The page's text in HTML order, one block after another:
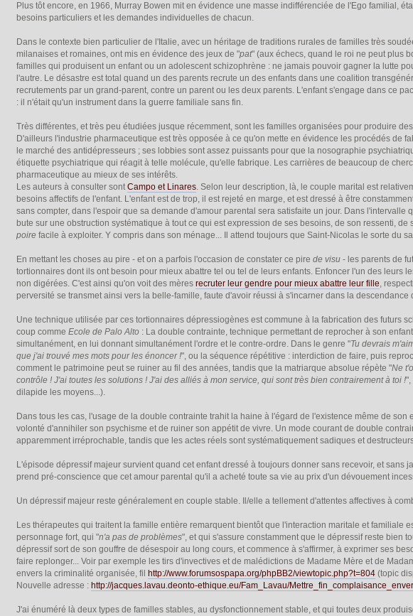
Plus tôt encore, en 1966, Murray Bowen mit en évidence une masse indifférenciée de l'Ego familial,
besoins particuliers et les demandes individuelles de chacun.
Dans le contexte bien particulier de l'Italie, avec un héritage de traditions rurales de familles très
milanaises et romaines, ont mis en évidence des jeux de "pat" (aux échecs, quand le roi ne peut plus
familles qui produisent un enfant ou un adolescent schizophrène : ne jamais pouvoir gagner la lutte
l'autre. Le désastre est total quand un des parents recrute un des enfants dans une coalition
recrutements par un grand-parent, contre un parent ou les deux parents. L'enfant s'engage dans ce
: il n'était qu'un instrument dans la guerre familiale sans fin.
Très différentes, et très peu étudiées jusque récemment, sont les familles organisées pour produire
D'ailleurs l'industrie pharmaceutique est très opposée à ce qu'on mette en évidence les procédés de
le marché des antidépresseurs ; ses lobbies sont assez puissants pour que la nosographie
étiquette psychiatrique qui réagit à telle molécule, qu'elle fabrique. Les carrières de beaucoup de
pharmaceutique au mieux de ses intérêts.
Les auteurs à consulter sontCampo et Linares. Selon leur description, là, le couple marital est
besoins affectifs de l'enfant. L'enfant est de trop, il est rejeté en marge, et est dressé à être
sans compter, dans l'espoir que sa demande d'amour parental sera satisfaite un jour. Dans l'intervalle
bute sur une obstruction systématique à tout ce qui est expression de ses besoins, de son ressenti,
poire facile à exploiter. Y compris dans son ménage... Il attend toujours que Saint-Nicolas le sorte du
En mettant les choses au pire - et on a parfois l'occasion de constater ce pirede visu - les parents de
tortionnaires dont ils ont besoin pour mieux abattre tel ou tel de leurs enfants. Enfoncer l'un des leurs
non digérées. C'est ainsi qu'on voit des mèresrecruter leur gendre pour mieux abattre leur fille,
perversité se transmet ainsi vers la belle-famille, faute d'avoir réussi à s'incarner dans la descendance
Une technique utilisée par ces tortionnaires dépressiogènes est commune à la fabrication des futurs
coup commeEcole de Palo Alto : La double contrainte, technique permettant de reprocher à son
simultanément, en lui donnant simultanément l'ordre et le contre-ordre. Dans le genre "Tu devrais
que j'ai trouvé mes mots pour les énoncer !", ou la séquence répétitive : interdiction de faire, puis
comment le patrimoine peut se ruiner au fil des années, tandis que la matriarque absolue répète "Ne
contrôle ! J'ai toutes les solutions ! J'ai des alliés à mon service, qui sont très bien contrairement à toi !
dilapide les moyens...).
Dans tous les cas, l'usage de la double contrainte trahit la haine à l'égard de l'existence même de
volonté d'annihiler son psychisme et de ruiner son appétit de vivre. Un mode courant de double
apparemment irréprochable, tandis que les actes réels sont systématiquement sadiques et
L'épisode dépressif majeur survient quand cet enfant dressé à toujours donner sans recevoir, et
prend pré-conscience que cet amour parental qu'il a acheté toute sa vie au prix d'un dévouement
Un dépressif majeur reste généralement en couple stable. Il/elle a tellement d'attentes affectives à
Les thérapeutes qui traitent la famille entière remarquent bientôt que l'interaction maritale et familiale
personnage fort, qui "n'a pas de problèmes", et qui s'assure constamment que le dépressif reste bien
dépressif sort de son gouffre de désespoir au long cours, et commence à s'affirmer, à exprimer ses
faire replonger... Voir par exemple les tirs d'invectives et de malédictions de Madame Mère et de
envers la criminalité organisée, fil
http://www.forumsospapa.org/phpBB2/viewtopic.php?t=804 (topic
Nouvelle adresse : http://jacques.lavau.deonto-ethique.eu/Fam_Lavau/
J'ai énuméré là deux types de familles stables, au dysfonctionnement stable, et qui toutes deux